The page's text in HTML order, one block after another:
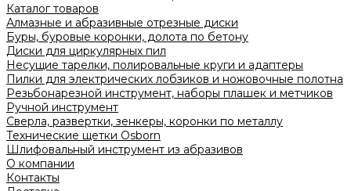
Каталог товаров
Алмазные и абразивные отрезные диски
Буры, буровые коронки, долота по бетону
Диски для циркулярных пил
Несущие тарелки, полировальные круги и адаптеры
Пилки для электрических лобзиков и ножовочные полотна
Резьбонарезной инструмент, наборы плашек и метчиков
Ручной инструмент
Сверла, развертки, зенкеры, коронки по металлу
Технические щетки Osborn
Шлифовальный инструмент из абразивов
О компании
Контакты